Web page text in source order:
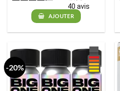
40 avis
AJOUTER
-20%